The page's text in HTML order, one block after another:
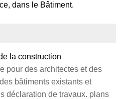
dans le Bâtiment.
la construction
pour des architectes et des
bâtiments existants et
déclaration de travaux. plans